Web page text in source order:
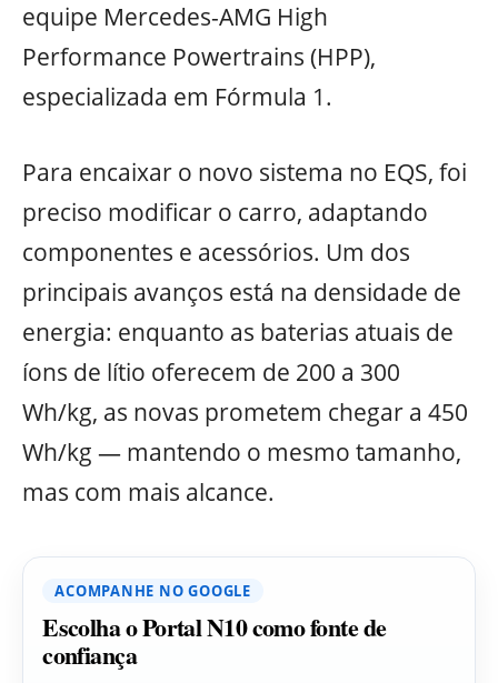
equipe Mercedes-AMG High
Performance Powertrains (HPP),
especializada em Fórmula 1.
Para encaixar o novo sistema no EQS, foi
preciso modificar o carro, adaptando
componentes e acessórios. Um dos
principais avanços está na densidade de
energia: enquanto as baterias atuais de
íons de lítio oferecem de 200 a 300
Wh/kg, as novas prometem chegar a 450
Wh/kg — mantendo o mesmo tamanho,
mas com mais alcance.
ACOMPANHE NO GOOGLE
Escolha o Portal N10 como fonte de
confiança